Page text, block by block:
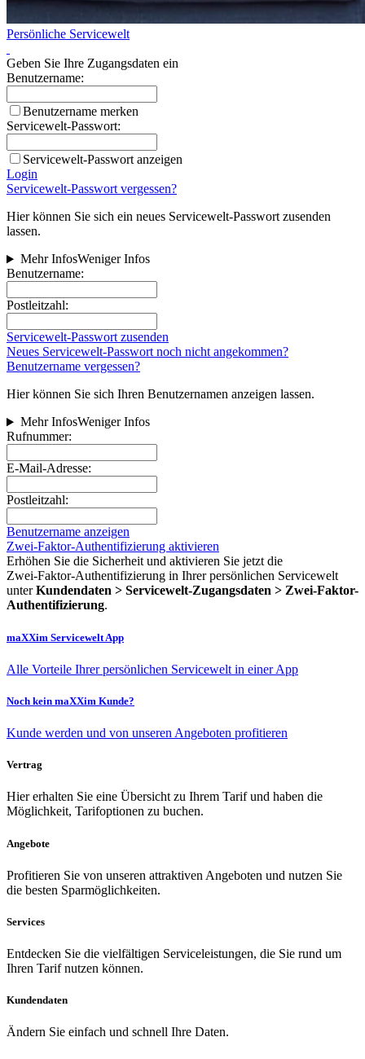
Persönliche Servicewelt
Geben Sie Ihre Zugangsdaten ein
Benutzername:
Benutzername merken
Servicewelt-Passwort:
Servicewelt-Passwort anzeigen
Login
Servicewelt-Passwort vergessen?
Hier können Sie sich ein neues Servicewelt-Passwort zusenden
lassen.
Mehr InfosWeniger Infos
Benutzername:
Postleitzahl:
Servicewelt-Passwort zusenden
Neues Servicewelt-Passwort noch nicht angekommen?
Benutzername vergessen?
Hier können Sie sich Ihren Benutzernamen anzeigen lassen.
Mehr InfosWeniger Infos
Rufnummer:
E-Mail-Adresse:
Postleitzahl:
Benutzername anzeigen
Zwei-Faktor-Authentifizierung aktivieren
Erhöhen Sie die Sicherheit und aktivieren Sie jetzt die
Zwei‑Faktor‑Authentifizierung in Ihrer persönlichen Servicewelt
unterKundendaten > Servicewelt-Zugangsdaten > Zwei-Faktor-
Authentifizierung.
maXXim Servicewelt App
Alle Vorteile Ihrer persönlichen Servicewelt in einer App
Noch kein maXXim Kunde?
Kunde werden und von unseren Angeboten profitieren
Vertrag
Hier erhalten Sie eine Übersicht zu Ihrem Tarif und haben die
Möglichkeit, Tarifoptionen zu buchen.
Angebote
Profitieren Sie von unseren attraktiven Angeboten und nutzen Sie
die besten Sparmöglichkeiten.
Services
Entdecken Sie die vielfältigen Serviceleistungen, die Sie rund um
Ihren Tarif nutzen können.
Kundendaten
Ändern Sie einfach und schnell Ihre Daten.